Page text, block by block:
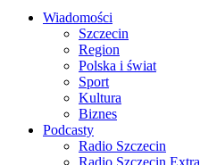
Wiadomości
Szczecin
Region
Polska i świat
Sport
Kultura
Biznes
Podcasty
Radio Szczecin